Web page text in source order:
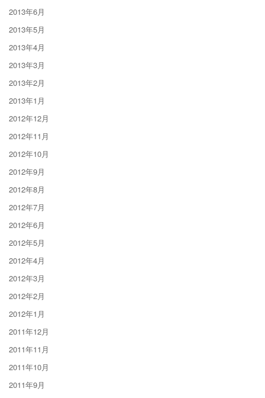
2013年6月
2013年5月
2013年4月
2013年3月
2013年2月
2013年1月
2012年12月
2012年11月
2012年10月
2012年9月
2012年8月
2012年7月
2012年6月
2012年5月
2012年4月
2012年3月
2012年2月
2012年1月
2011年12月
2011年11月
2011年10月
2011年9月